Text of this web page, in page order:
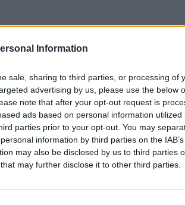
Information
sale, sharing to third parties, or processing of
advertising by us, please use the below
note that after your opt-out request is
ads based on personal information
parties prior to your opt-out. You may
information by third parties on the
may also be disclosed by us to third parties
that may further disclose it to other third parties.